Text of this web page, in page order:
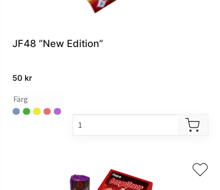
JF48 “New Edition”
50 kr
Färg
blågröngulrödviolett